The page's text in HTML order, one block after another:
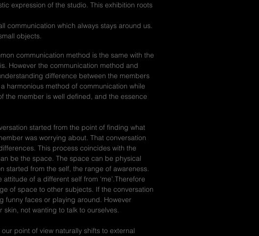
expression of the studio. This exhibition roots
communication which always stays around us.
objects.
communication method is the same with the
However the communication method and
difference between the members
harmonious method of communication while
the member is well defined, and the essence
started from the point of finding what
was worrying about. That conversation
This process coincides with the
be the space. The space can be physical
started from the self, the range of awareness.
of a different self from ‘me’.Therefore
of space to other subjects. If the conversation
funny faces or playing around. However
not wanting to talk to ourselves.
point of view naturally shifts to external